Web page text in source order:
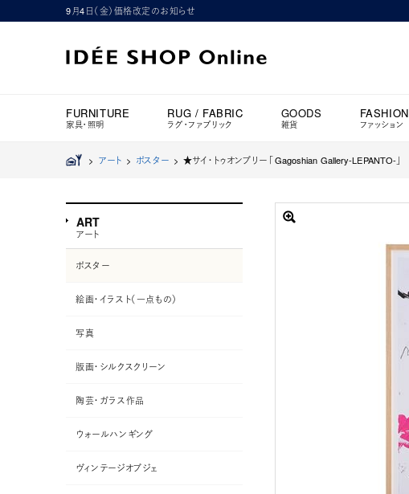
9月4日（金）価格改定のお知らせ
FURNITURE
家具・照明
RUG / FABRIC
ラグ・ファブリック
GOODS
雑貨
FASHION
ファッション
> アート> ポスター>★サイ・トゥオンブリー 「Gagoshian Gallery-LEPANTO-」
ART
アート
ポスター
絵画・イラスト（一点もの）
写真
版画・シルクスクリーン
陶芸・ガラス作品
ウォールハンギング
ヴィンテージオブジェ